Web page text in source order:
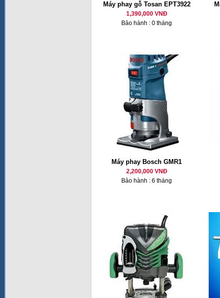
Máy phay gỗ Tosan EPT3922
1,390,000 VNĐ
Bảo hành : 0 tháng
Máy phay Bosch GMR1
2,200,000 VNĐ
Bảo hành : 6 tháng